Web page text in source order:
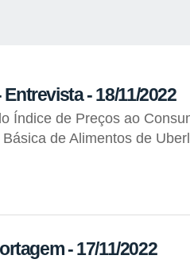
- 18/11/2022
Índice de Preços ao
de Alimentos de
- 17/11/2022